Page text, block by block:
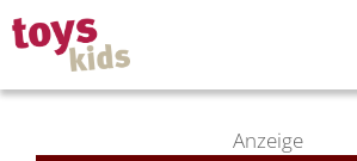
Zum
Inhalt
springen
Anzeige